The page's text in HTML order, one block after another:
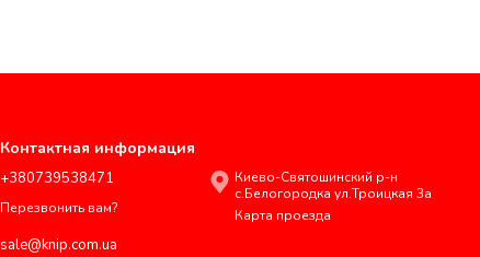
Контактная информация
+380739538471
Перезвонить вам?
sale@knip.com.ua
Киево-Святошинский р-н
с.Белогородка ул.Троицкая 3а
Карта проезда